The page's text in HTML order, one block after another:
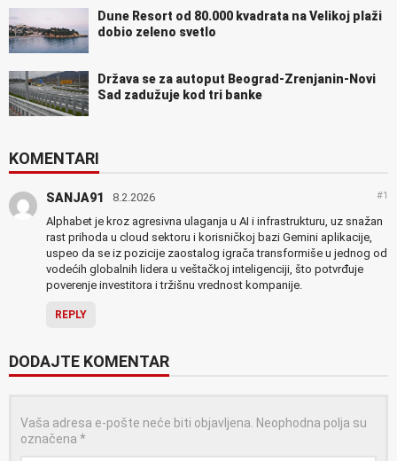
Dune Resort od 80.000 kvadrata na Velikoj plaži
dobio zeleno svetlo
Država se za autoput Beograd-Zrenjanin-Novi
Sad zadužuje kod tri banke
KOMENTARI
SANJA91 8.2.2026 #1
Alphabet je kroz agresivna ulaganja u AI i infrastrukturu, uz snažan
rast prihoda u cloud sektoru i korisničkoj bazi Gemini aplikacije,
uspeo da se iz pozicije zaostalog igrača transformiše u jednog od
vodećih globalnih lidera u veštačkoj inteligenciji, što potvrđuje
poverenje investitora i tržišnu vrednost kompanije.
REPLY
DODAJTE KOMENTAR
Vaša adresa e-pošte neće biti objavljena. Neophodna polja su
označena *